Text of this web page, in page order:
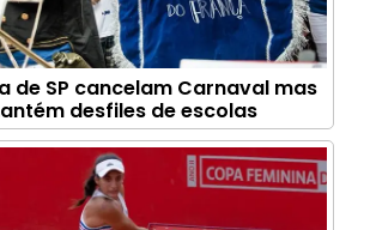
de SP cancelam Carnaval mas
desfiles de escolas